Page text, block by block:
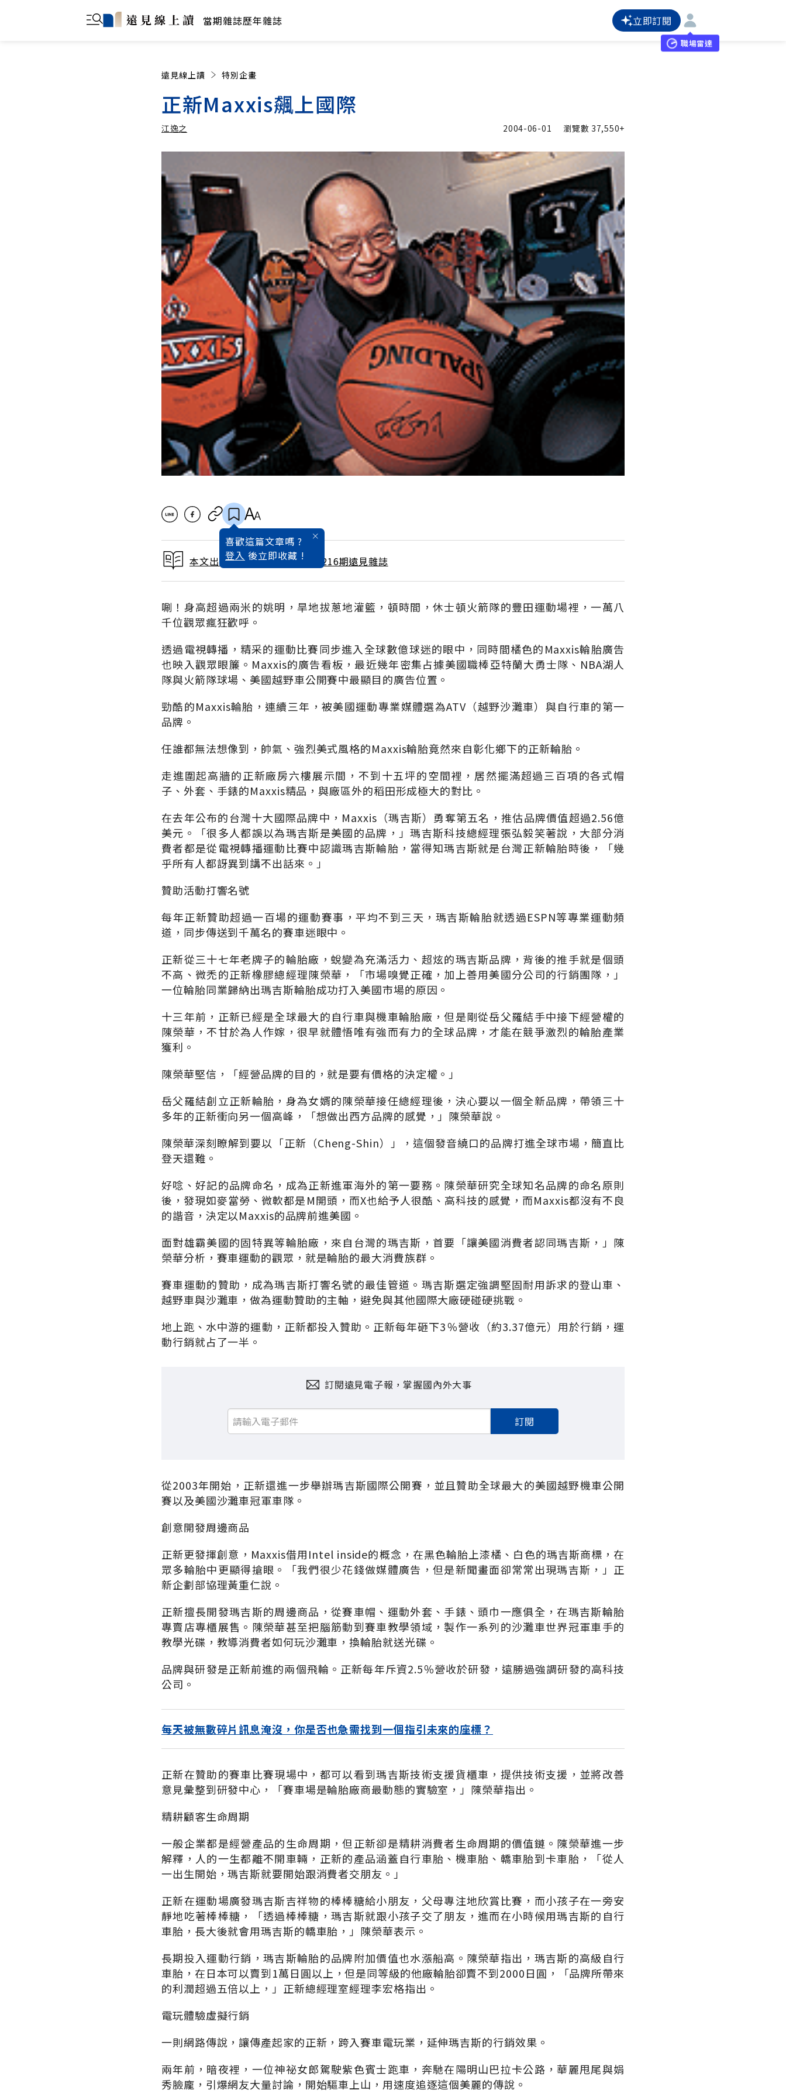
當期雜誌歷年雜誌 立即訂閱
職場雷達
遠見線上讀 特別企畫
正新Maxxis飆上國際
江逸之 2004-06-01 瀏覽數 37,550+
喜歡這篇文章嗎 ?
登入 後立即收藏 !
本文出自 2004 / 6月號雜誌 第216期遠見雜誌
唰！身高超過兩米的姚明，旱地拔蔥地灌籃，頓時間，休士頓火箭隊的豐田運動場裡，一萬八
千位觀眾瘋狂歡呼。
透過電視轉播，精采的運動比賽同步進入全球數億球迷的眼中，同時間橘色的Maxxis輪胎廣告
也映入觀眾眼簾。Maxxis的廣告看板，最近幾年密集占據美國職棒亞特蘭大勇士隊、NBA湖人
隊與火箭隊球場、美國越野車公開賽中最顯目的廣告位置。
勁酷的Maxxis輪胎，連續三年，被美國運動專業媒體選為ATV（越野沙灘車）與自行車的第一
品牌。
任誰都無法想像到，帥氣、強烈美式風格的Maxxis輪胎竟然來自彰化鄉下的正新輪胎。
走進圍起高牆的正新廠房六樓展示間，不到十五坪的空間裡，居然擺滿超過三百項的各式帽
子、外套、手錶的Maxxis精品，與廠區外的稻田形成極大的對比。
在去年公布的台灣十大國際品牌中，Maxxis（瑪吉斯）勇奪第五名，推估品牌價值超過2.56億
美元。「很多人都誤以為瑪吉斯是美國的品牌，」瑪吉斯科技總經理張弘毅笑著說，大部分消
費者都是從電視轉播運動比賽中認識瑪吉斯輪胎，當得知瑪吉斯就是台灣正新輪胎時後，「幾
乎所有人都訝異到講不出話來。」
贊助活動打響名號
每年正新贊助超過一百場的運動賽事，平均不到三天，瑪吉斯輪胎就透過ESPN等專業運動頻
道，同步傳送到千萬名的賽車迷眼中。
正新從三十七年老牌子的輪胎廠，蛻變為充滿活力、超炫的瑪吉斯品牌，背後的推手就是個頭
不高、微禿的正新橡膠總經理陳榮華，「市場嗅覺正確，加上善用美國分公司的行銷團隊，」
一位輪胎同業歸納出瑪吉斯輪胎成功打入美國市場的原因。
十三年前，正新已經是全球最大的自行車與機車輪胎廠，但是剛從岳父羅結手中接下經營權的
陳榮華，不甘於為人作嫁，很早就體悟唯有強而有力的全球品牌，才能在競爭激烈的輪胎產業
獲利。
陳榮華堅信，「經營品牌的目的，就是要有價格的決定權。」
岳父羅結創立正新輪胎，身為女婿的陳榮華接任總經理後，決心要以一個全新品牌，帶領三十
多年的正新衝向另一個高峰，「想做出西方品牌的感覺，」陳榮華說。
陳榮華深刻瞭解到要以「正新（Cheng-Shin）」，這個發音繞口的品牌打進全球市場，簡直比
登天還難。
好唸、好記的品牌命名，成為正新進軍海外的第一要務。陳榮華研究全球知名品牌的命名原則
後，發現如麥當勞、微軟都是M開頭，而X也給予人很酷、高科技的感覺，而Maxxis都沒有不良
的諧音，決定以Maxxis的品牌前進美國。
面對雄霸美國的固特異等輪胎廠，來自台灣的瑪吉斯，首要「讓美國消費者認同瑪吉斯，」陳
榮華分析，賽車運動的觀眾，就是輪胎的最大消費族群。
賽車運動的贊助，成為瑪吉斯打響名號的最佳管道。瑪吉斯選定強調堅固耐用訴求的登山車、
越野車與沙灘車，做為運動贊助的主軸，避免與其他國際大廠硬碰硬挑戰。
地上跑、水中游的運動，正新都投入贊助。正新每年砸下3％營收（約3.37億元）用於行銷，運
動行銷就占了一半。
訂閱遠見電子報，掌握國內外大事
訂閱
從2003年開始，正新還進一步舉辦瑪吉斯國際公開賽，並且贊助全球最大的美國越野機車公開
賽以及美國沙灘車冠軍車隊。
創意開發周邊商品
正新更發揮創意，Maxxis借用Intel inside的概念，在黑色輪胎上漆橘、白色的瑪吉斯商標，在
眾多輪胎中更顯得搶眼。「我們很少花錢做媒體廣告，但是新聞畫面卻常常出現瑪吉斯，」正
新企劃部協理黃重仁說。
正新擅長開發瑪吉斯的周邊商品，從賽車帽、運動外套、手錶、頭巾一應俱全，在瑪吉斯輪胎
專賣店專櫃展售。陳榮華甚至把腦筋動到賽車教學領域，製作一系列的沙灘車世界冠軍車手的
教學光碟，教導消費者如何玩沙灘車，換輪胎就送光碟。
品牌與研發是正新前進的兩個飛輪。正新每年斥資2.5％營收於研發，遠勝過強調研發的高科技
公司。
每天被無數碎片訊息淹沒，你是否也急需找到一個指引未來的座標？
正新在贊助的賽車比賽現場中，都可以看到瑪吉斯技術支援貨櫃車，提供技術支援，並將改善
意見彙整到研發中心，「賽車場是輪胎廠商最動態的實驗室，」陳榮華指出。
精耕顧客生命周期
一般企業都是經營產品的生命周期，但正新卻是精耕消費者生命周期的價值鏈。陳榮華進一步
解釋，人的一生都離不開車輛，正新的產品涵蓋自行車胎、機車胎、轎車胎到卡車胎，「從人
一出生開始，瑪吉斯就要開始跟消費者交朋友。」
正新在運動場廣發瑪吉斯吉祥物的棒棒糖給小朋友，父母專注地欣賞比賽，而小孩子在一旁安
靜地吃著棒棒糖，「透過棒棒糖，瑪吉斯就跟小孩子交了朋友，進而在小時候用瑪吉斯的自行
車胎，長大後就會用瑪吉斯的轎車胎，」陳榮華表示。
長期投入運動行銷，瑪吉斯輪胎的品牌附加價值也水漲船高。陳榮華指出，瑪吉斯的高級自行
車胎，在日本可以賣到1萬日圓以上，但是同等級的他廠輪胎卻賣不到2000日圓，「品牌所帶來
的利潤超過五倍以上，」正新總經理室經理李宏格指出。
電玩體驗虛擬行銷
一則網路傳說，讓傳產起家的正新，跨入賽車電玩業，延伸瑪吉斯的行銷效果。
兩年前，暗夜裡，一位神祕女郎駕駛紫色賓士跑車，奔馳在陽明山巴拉卡公路，華麗甩尾與娟
秀臉龐，引爆網友大量討論，開始驅車上山，用速度追逐這個美麗的傳說。